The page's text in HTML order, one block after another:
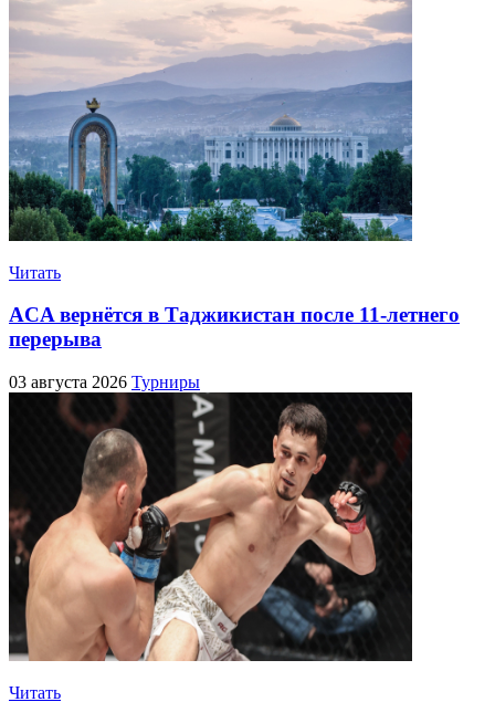
Читать
ACA вернётся в Таджикистан после 11-летнего
перерыва
03 августа 2026 Турниры
Читать